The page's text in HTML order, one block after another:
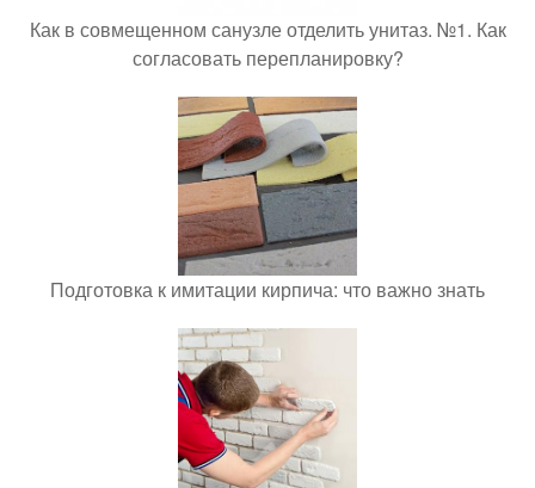
Как в совмещенном санузле отделить унитаз. №1. Как
согласовать перепланировку?
Подготовка к имитации кирпича: что важно знать